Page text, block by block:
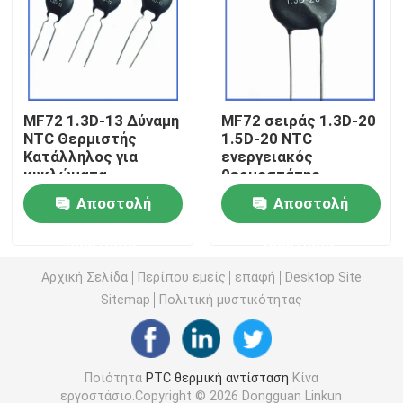
Τσιπ θέρμανσης PTC
Θερμοστήρας NTC
Θερμική αντίσταση SMD NTC
Θερμοστήρας NTC ισχύος
Αισθητήρας θερμοκρασίας NTC
Varistor μεταλλικών οξειδίων
SMD Varistor
MF72 1.3D-13 Δύναμη
NTC Θερμιστής
Κατάλληλος για
κυκλώματα
ηλεκτρικής
ενέργειας και
οικιακές συσκευές
Αποστολή
MF72 σειράς 1.3D-20
1.5D-20 NTC
ενεργειακός
θερμοστάτης
κατάλληλος για
υψηλής ισχύος
τροφοδοσία
Αποστολή
Αρχική Σελίδα Περίπου εμείς επαφή
Desktop Site
Sitemap
Πολιτική μυστικότητας
Ποιότητα PTC θερμική αντίσταση Κίνα
εργοστάσιο.Copyright © 2026 Dongguan Linkun